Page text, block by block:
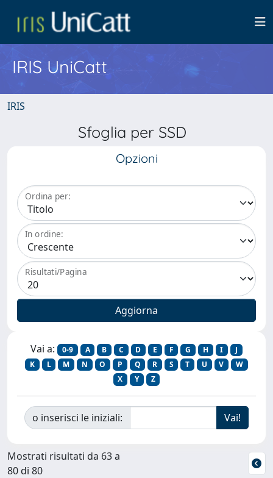
IRIS UniCatt
IRIS
Sfoglia per SSD
Opzioni
Ordina per:
In ordine:
Risultati/Pagina
Vai a: 0-9 A B C D E F G H I
J
K
L M N O P Q R S T U V
W
X
Y Z
o inserisci le iniziali:
Mostrati risultati da 63 a
80 di 80